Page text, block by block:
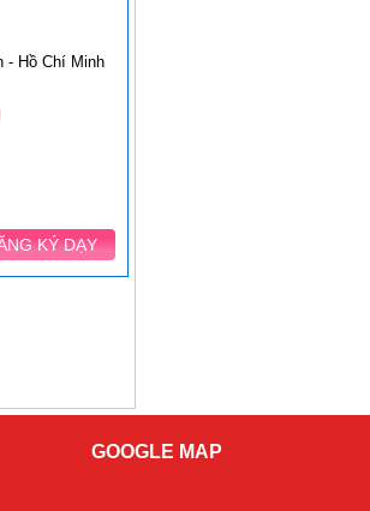
- Hồ Chí Minh
KÝ DẠY
GOOGLE MAP